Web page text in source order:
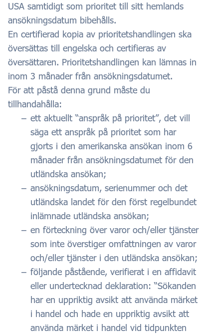
USA samtidigt som prioritet till sitt hemlands
ansökningsdatum bibehålls.
En certifierad kopia av prioritetshandlingen ska
översättas till engelska och certifieras av
översättaren. Prioritetshandlingen kan lämnas in
inom 3 månader från ansökningsdatumet.
För att påstå denna grund måste du
tillhandahålla:
ett aktuellt “anspråk på prioritet”, det vill
säga ett anspråk på prioritet som har
gjorts i den amerikanska ansökan inom 6
månader från ansökningsdatumet för den
utländska ansökan;
ansökningsdatum, serienummer och det
utländska landet för den först regelbundet
inlämnade utländska ansökan;
en förteckning över varor och/eller tjänster
som inte överstiger omfattningen av varor
och/eller tjänster i den utländska ansökan;
följande påstående, verifierat i en affidavit
eller undertecknad deklaration: “Sökanden
har en uppriktig avsikt att använda märket
i handel och hade en uppriktig avsikt att
använda märket i handel vid tidpunkten